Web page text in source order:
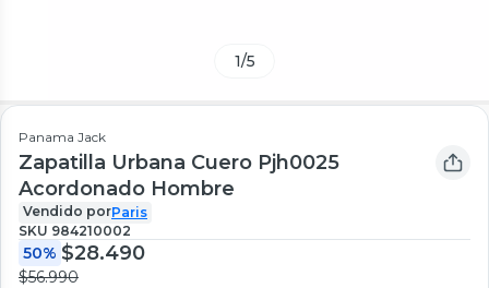
1/5
Panama Jack
Zapatilla Urbana Cuero Pjh0025
Acordonado Hombre
Vendido porParis
SKU 984210002
50% $28.490
$56.990